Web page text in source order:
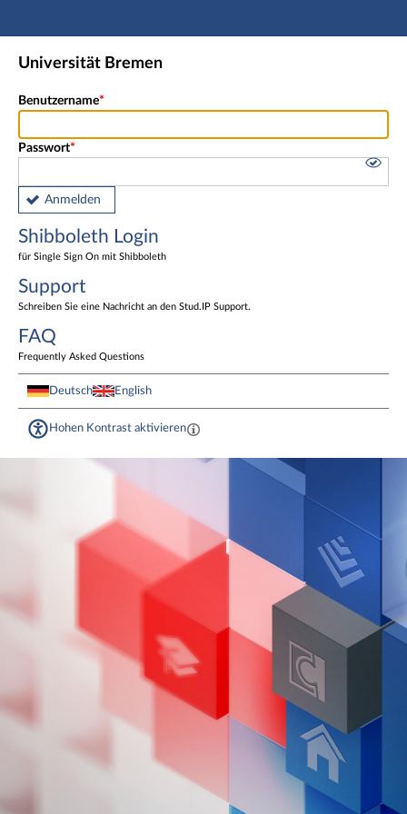
Hauptnavigation
Shibboleth Login
Universität Bremen
Benutzername
Passwort
Anmelden
Shibboleth Login
für Single Sign On mit Shibboleth
Support
Schreiben Sie eine Nachricht an den Stud.IP Support.
FAQ
Frequently Asked Questions
Deutsch English
Hohen Kontrast aktivieren